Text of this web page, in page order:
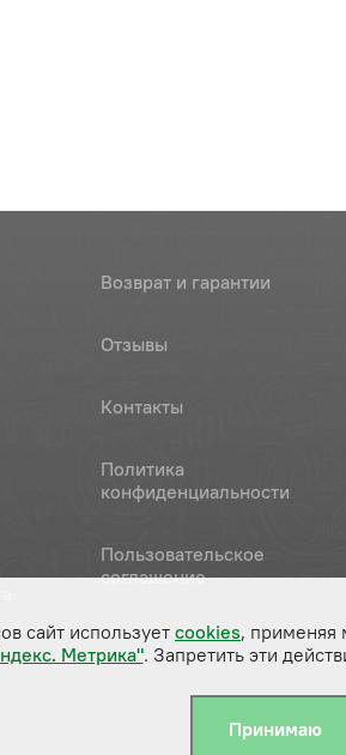
Возврат и гарантии
Отзывы
Контакты
Политика
конфиденциальности
Пользовательское
соглашение
сайт используетcookies, применяя
Метрика". Запретить эти
Принимаю